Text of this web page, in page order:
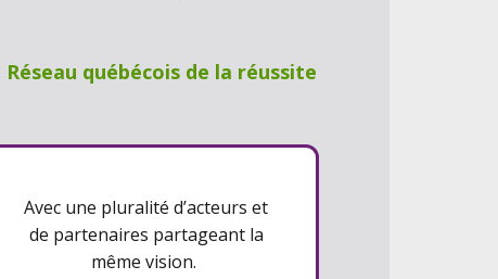
Réseau québécois de la réussite
Avec une pluralité d’acteurs et
de partenaires partageant la
même vision.